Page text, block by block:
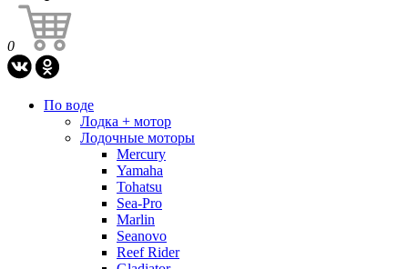
0
По воде
Лодка + мотор
Лодочные моторы
Mercury
Yamaha
Tohatsu
Sea-Pro
Marlin
Seanovo
Reef Rider